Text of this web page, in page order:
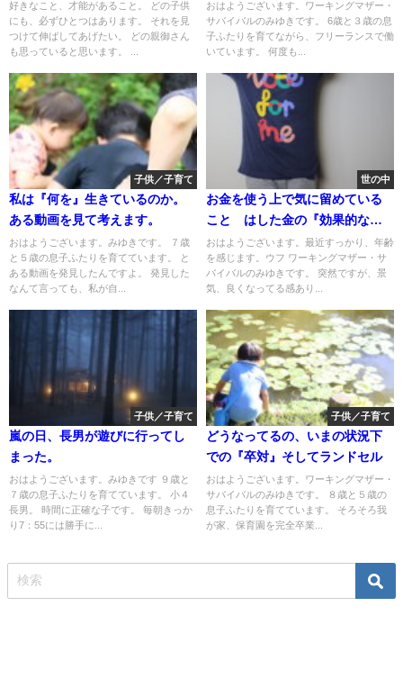
好きなこと、才能があること。 どの子供
にも、必ずひとつはあります。 それを見
つけて伸ばしてあげたい。 どの親御さん
も思っていると思います。 ...
おはようございます。ワーキングマザー・
サバイバルのみゆきです。 6歳と３歳の息
子ふたりを育てながら、フリーランスで働
いています。 何度も...
子供／子育て
私は『何を』生きているのか。
ある動画を見て考えます。
おはようございます。みゆきです。 ７歳
と５歳の息子ふたりを育てています。 と
ある動画を発見したんですよ。 発見した
なんて言っても、私が自...
世の中
お金を使う上で気に留めている
こと はした金の『効果的な』
使い道
おはようございます。最近すっかり、年齢
を感じます。ウフ ワーキングマザー・サ
バイバルのみゆきです。 突然ですが、景
気、良くなってる感あり...
子供／子育て
嵐の日、長男が遊びに行ってし
まった。
おはようございます。みゆきです ９歳と
７歳の息子ふたりを育てています。 小４
長男。 時間に正確な子です。 毎朝きっか
り7：55には勝手に...
子供／子育て
どうなってるの、いまの状況下
での『卒対』そしてランドセル
おはようございます。ワーキングマザー・
サバイバルのみゆきです。 ８歳と５歳の
息子ふたりを育てています。 そろそろ我
が家、保育園を完全卒業...